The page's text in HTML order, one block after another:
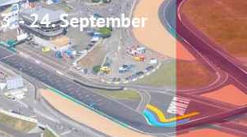
- 24. September